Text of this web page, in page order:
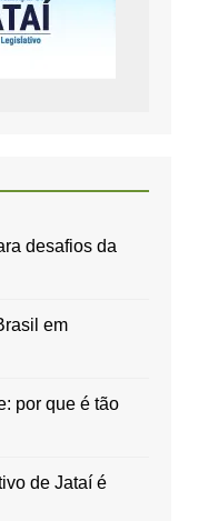
desafios da
em
por que é tão
de Jataí é